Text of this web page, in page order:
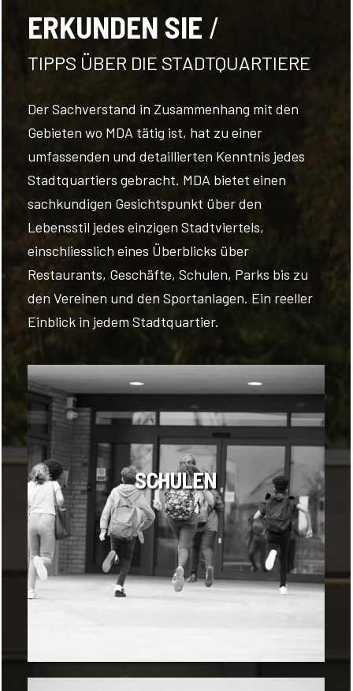
ERKUNDEN SIE
TIPPS ÜBER DIE STADTQUARTIERE
Der Sachverstand in Zusammenhang mit den
Gebieten wo MDA tätig ist, hat zu einer
umfassenden und detaillierten Kenntnis jedes
Stadtquartiers gebracht. MDA bietet einen
sachkundigen Gesichtspunkt über den
Lebensstil jedes einzigen Stadtviertels,
einschliesslich eines Überblicks über
Restaurants, Geschäfte, Schulen, Parks bis zu
den Vereinen und den Sportanlagen. Ein reeller
Einblick in jedem Stadtquartier.
SCHULEN